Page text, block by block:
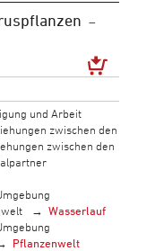
und Arbeit
zwischen den
zwischen den
Wasserlauf
Pflanzenwelt